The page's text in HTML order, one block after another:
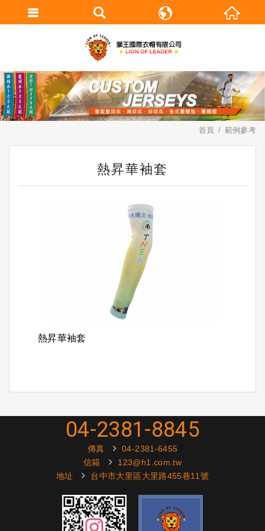
首頁 範例參考
熱昇華袖套
熱昇華袖套
04-2381-8845
傳真
04-2381-6455
信箱
123@h1.com.tw
地址
台中市大里區大里路455巷11號